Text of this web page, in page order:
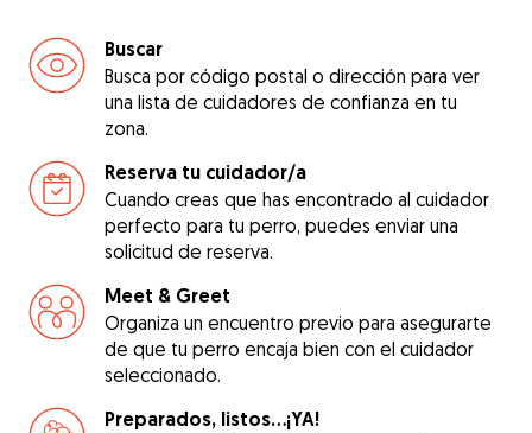
Buscar
Busca por código postal o dirección para ver
una lista de cuidadores de confianza en tu
zona.
Reserva tu cuidador/a
Cuando creas que has encontrado al cuidador
perfecto para tu perro, puedes enviar una
solicitud de reserva.
Meet & Greet
Organiza un encuentro previo para asegurarte
de que tu perro encaja bien con el cuidador
seleccionado.
Preparados, listos...¡YA!